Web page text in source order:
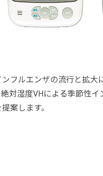
フルエンザの流行と拡
対湿度VHによる季節性
案します。